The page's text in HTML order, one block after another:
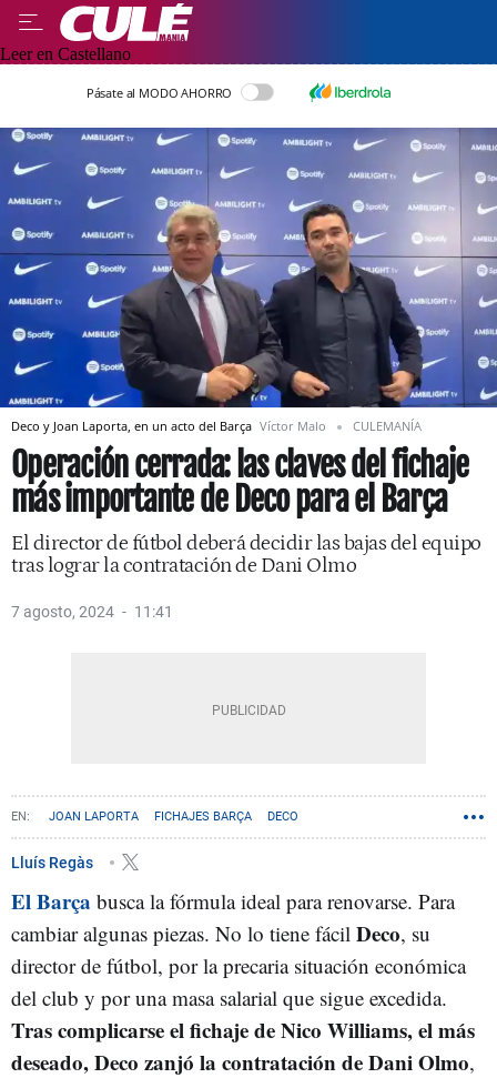
Leer en Castellano
Pásate al MODO AHORRO
Deco y Joan Laporta, en un acto del Barça Víctor Malo CULEMANÍA
Operación cerrada: las claves del fichaje
más importante de Deco para el Barça
El director de fútbol deberá decidir las bajas del equipo
tras lograr la contratación de Dani Olmo
7 agosto, 2024 11:41
JOAN LAPORTA FICHAJES BARÇA DECO
Lluís Regàs
El Barça busca la fórmula ideal para renovarse. Para
cambiar algunas piezas. No lo tiene fácil Deco, su
director de fútbol, por la precaria situación económica
del club y por una masa salarial que sigue excedida.
Tras complicarse el fichaje de Nico Williams, el más
deseado, Deco zanjó la contratación de Dani Olmo,